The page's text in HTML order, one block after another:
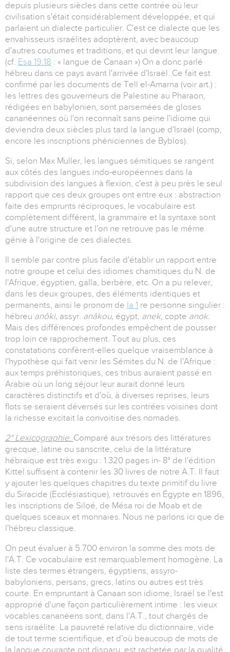
depuis plusieurs siècles dans cette contrée où leur
civilisation s'était considérablement développée, et qui
parlaient un dialecte particulier. C'est ce dialecte que les
envahisseurs israélites adoptèrent, avec beaucoup
d'autres coutumes et traditions, et qui devint leur langue.
(cf. Esa 19:18 : « langue de Canaan ») On a donc parlé
hébreu dans ce pays avant l'arrivée d'Israël. Ce fait est
confirmé par les documents de Tell el-Amarna (voir art.) :
les lettres des gouverneurs de Palestine au Pharaon,
rédigées en babylonien, sont parsemées de gloses
cananéennes où l'on reconnaît sans peine l'idiome qui
deviendra deux siècles plus tard la langue d'Israël (comp,
encore les inscriptions phéniciennes de Byblos).
Si, selon Max Muller, les langues sémitiques se rangent
aux côtés des langues indo-européennes dans la
subdivision des langues à flexion, c'est à peu près le seul
rapport que ces deux groupes ont entre eux : abstraction
faite des emprunts réciproques, le vocabulaire est
complètement différent, la grammaire et la syntaxe sont
d'une autre structure et l'on ne retrouve pas le même
génie à l'origine de ces dialectes.
Il semble par contre plus facile d'établir un rapport entre
notre groupe et celui des idiomes chamitiques du N. de
l'Afrique, égyptien, galla, berbère, etc. On a pu relever,
dans les deux groupes, des éléments identiques et
permanents, ainsi le pronom de la 1 re personne singulier :
hébreu anôki, assyr. anâkou, égypt, anek, copte anok.
Mais des différences profondes empêchent de pousser
trop loin ce rapprochement. Tout au plus, ces
constatations confèrent-elles quelque vraisemblance à
l'hypothèse qui fait venir les Sémites du N. de l'Afrique :
aux temps préhistoriques, ces tribus auraient passé en
Arabie où un long séjour leur aurait donné leurs
caractères distinctifs et d'où, à diverses reprises, leurs
flots se seraient déversés sur les contrées voisines dont
la richesse excitait la convoitise des nomades.
2° Lexicographie. Comparé aux trésors des littératures
grecque, latine ou sanscrite, celui de la littérature
hébraïque est très exigu : 1.320 pages in- 8° de l'édition
Kittel suffisent à contenir les 30 livres de notre A.T. Il faut
y ajouter les quelques chapitres du texte primitif du livre
du Siracide (Ecclésiastique), retrouvés en Égypte en 1896,
les inscriptions de Siloé, de Mésa roi de Moab et de
quelques sceaux et monnaies. Nous ne parlons ici que de
l'hébreu classique.
On peut évaluer à 5.700 environ la somme des mots de
l'A.T. Ce vocabulaire est remarquablement homogène. La
liste des termes étrangers, égyptiens, assyro-
babyloniens, persans, grecs, latins ou autres est très
courte. En empruntant à Canaan son idiome, Israël se l'est
approprié d'une façon particulièrement intime : les vieux
vocables cananéens sont, dans l'A.T., tout chargés de
sens israélite. La pauvreté relative du dictionnaire, vide
de tout terme scientifique, et d'où beaucoup de mots de
la langue courante ont disparu, est rachetée par la qualité